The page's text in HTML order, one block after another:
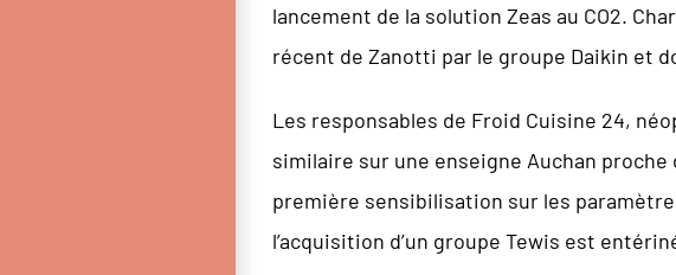
lancement de la solution Zeas au CO2.
récent de Zanotti par le groupe Daikin et
Les responsables de Froid Cuisine 24,
similaire sur une enseigne Auchan proche
première sensibilisation sur les
l’acquisition d’un groupe Tewis est